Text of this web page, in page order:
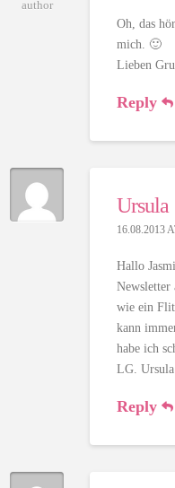
author
Oh, das
mich. 🙂
Lieben
Reply
Ursula
16.08.2013
Hallo
Newsletter
wie ein
kann
habe ich
LG. Ursula
Reply